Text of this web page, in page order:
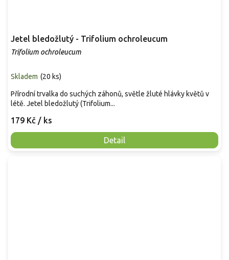
Jetel bledožlutý - Trifolium ochroleucum
Trifolium ochroleucum
Skladem (20 ks)
179 Kč / ks
Detail
Přírodní trvalka do suchých záhonů, světle žluté hlávky květů v
létě. Jetel bledožlutý (Trifolium...